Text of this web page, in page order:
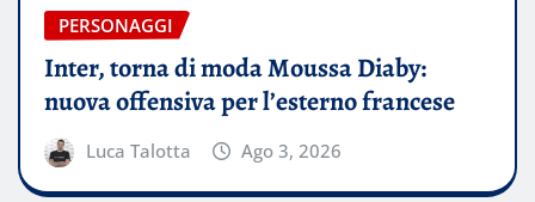
PERSONAGGI
Inter, torna di moda Moussa Diaby:
nuova offensiva per l’esterno francese
Luca Talotta Ago 3, 2026